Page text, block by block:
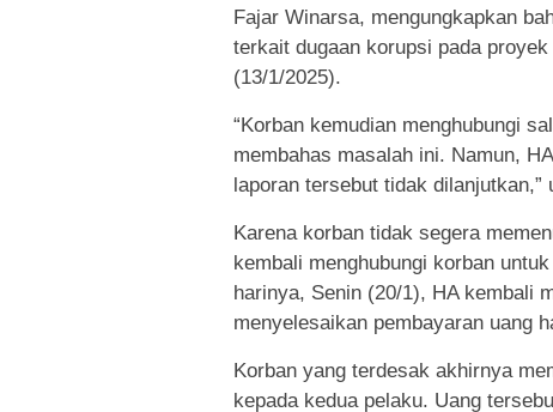
Fajar Winarsa, mengungkapkan
terkait dugaan korupsi pada
(13/1/2025).
“Korban kemudian menghubungi
membahas masalah ini. Namun,
laporan tersebut tidak dilanjutkan,”
Karena korban tidak segera
kembali menghubungi korban
harinya, Senin (20/1), HA kembali
menyelesaikan pembayaran uang
Korban yang terdesak akhirnya
kepada kedua pelaku. Uang